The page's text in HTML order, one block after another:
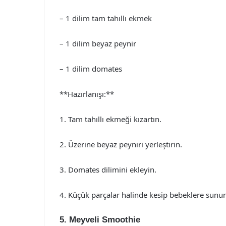
– 1 dilim tam tahıllı ekmek
– 1 dilim beyaz peynir
– 1 dilim domates
**Hazırlanışı:**
1. Tam tahıllı ekmeği kızartın.
2. Üzerine beyaz peyniri yerleştirin.
3. Domates dilimini ekleyin.
4. Küçük parçalar halinde kesip bebeklere
5. Meyveli Smoothie